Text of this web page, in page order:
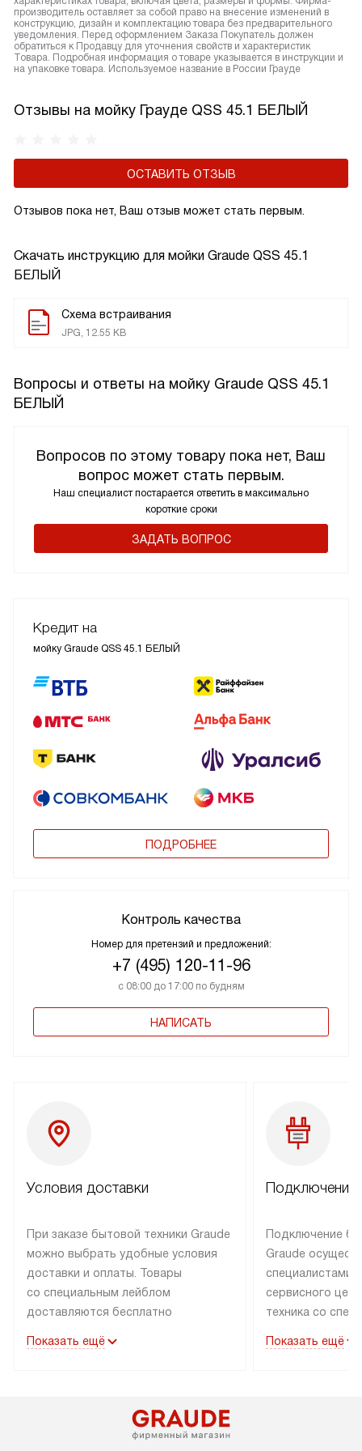
Скачать инструкцию для мойки Graude QSS 45.1
БЕЛЫЙ
Схема встраивания
JPG, 12.55 KB
производитель оставляет за собой право на внесение изменений в
конструкцию, дизайн и комплектацию товара без предварительного
уведомления. Перед оформлением Заказа Покупатель должен
обратиться к Продавцу для уточнения свойств и характеристик
Товара. Подробная информация о товаре указывается в инструкции и
на упаковке товара. Используемое название в России Грауде
Отзывы на мойку Грауде QSS 45.1 БЕЛЫЙ
ОСТАВИТЬ ОТЗЫВ
Отзывов пока нет, Ваш отзыв может стать первым.
Вопросы и ответы на мойку Graude QSS 45.1
БЕЛЫЙ
Вопросов по этому товару пока нет, Ваш
вопрос может стать первым.
Наш специалист постарается ответить в максимально
короткие сроки
ЗАДАТЬ ВОПРОС
Кредит на
мойку Graude QSS 45.1 БЕЛЫЙ
ПОДРОБНЕЕ
Контроль качества
Номер для претензий и предложений:
+7 (495) 120-11-96
с 08:00 до 17:00 по будням
НАПИСАТЬ
Условия доставки
При заказе бытовой техники Graude
можно выбрать удобные условия
доставки и оплаты. Товары
со специальным лейблом
доставляются бесплатно
до подъезда, а выезд за МКАД
могут быть отгружены покупателю
в течение трех дней. Доставка
Показать ещё
Подключение
Подключение
Graude
специалистами
сервисного
техника со
наличии
Показать ещё